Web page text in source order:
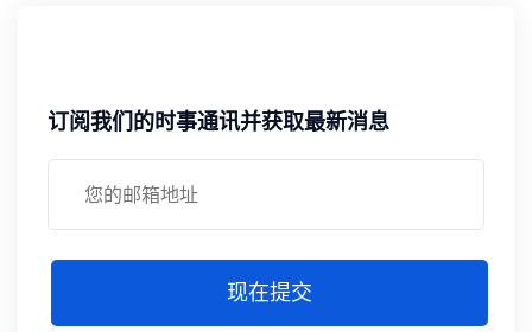
订阅我们的时事通讯并获取最新消息
现在提交